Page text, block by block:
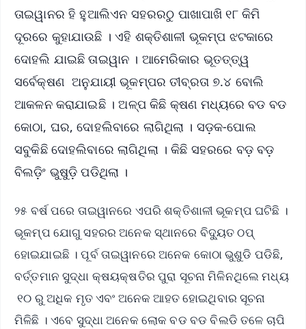
ତାଇୱାନର ହି ହୁଆଲିଏନ ସହରରଠୁ ପାଖାପାଖି ୧୮ କିମି
ଦୂରରେ କୁହାଯାଉଛି । ଏହି ଶକ୍ତିଶାଳୀ ଭୂକମ୍ପ ଝଟକାରେ
ଦୋହଲି ଯାଇଛି ତାଇୱାନ । ଆମେରିକାର ଭୂତତ୍ତ୍ୱ
ସର୍ବେକ୍ଷଣ ଅନୁଯାୟୀ ଭୂକମ୍ପର ତୀବ୍ରତା ୭.୪ ବୋଲି
ଆକଳନ କରାଯାଇଛି । ଅଳ୍ପ କିଛି କ୍ଷଣ ମଧ୍ୟରେ ବଡ ବଡ
କୋଠା, ଘର, ଦୋହଲିବାରେ ଲାଗିଥିଲା । ସଡ଼କ-ପୋଲ
ସବୁକିଛି ଦୋହଲିବାରେ ଲାଗିଥିଲା । କିଛି ସହରରେ ବଡ଼ ବଡ଼
ବିଲଡ଼ିଂ ଭୁଷୁଡ଼ି ପଡିଥିଲା ।
୨୫ ବର୍ଷ ପରେ ତାଇୱାନରେ ଏପରି ଶକ୍ତିଶାଳୀ ଭୂକମ୍ପ ଘଟିଛି ।
ଭୂକମ୍ପ ଯୋଗୁ ସହରର ଅନେକ ସ୍ଥାନରେ ବିଦ୍ୟୁତ ଠପ୍‌
ହୋଇଯାଇଛି । ପୂର୍ବ ତାଇୱାନରେ ଅନେକ କୋଠା ଭୁଶୁଡି ପଡିଛି,
ବର୍ତ୍ତମାନ ସୁଦ୍ଧା କ୍ଷୟକ୍ଷତିର ପୁରା ସୂଚନା ମିଳିନଥିଲେ ମଧ୍ୟ
୧୦ ରୁ ଅଧିକ ମୃତ ଏବଂ ଅନେକ ଆହତ ହୋଇଥିବାର ସୂଚନା
ମିଳିଛି । ଏବେ ସୁଦ୍ଧା ଅନେକ ଲୋକ ବଡ ବଡ ବିଲଡି ତଳେ ଚାପି